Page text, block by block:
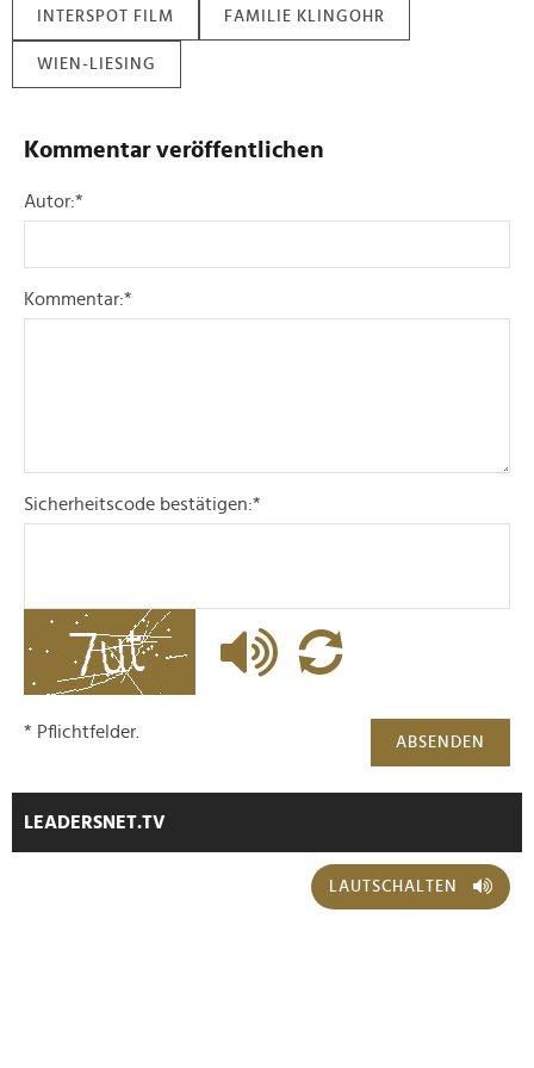
INTERSPOT FILM FAMILIE KLINGOHR
WIEN-LIESING
Kommentar veröffentlichen
Autor:*
Kommentar:*
Sicherheitscode bestätigen:*
ABSENDEN
* Pflichtfelder.
LEADERSNET.TV
LAUTSCHALTEN